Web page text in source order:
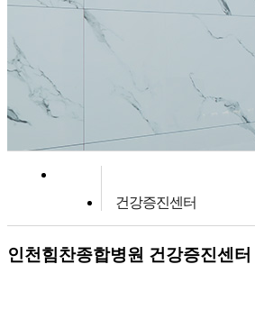
건강증진센터
인천힘찬종합병원 건강증진센터